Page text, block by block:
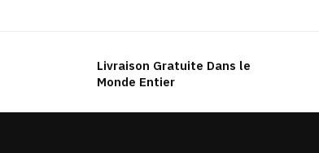
Livraison Gratuite Dans le
Monde Entier